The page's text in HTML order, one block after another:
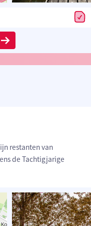
restanten van
de Tachtigjarige